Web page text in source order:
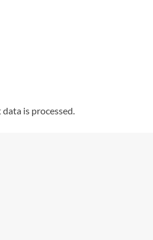
is processed.